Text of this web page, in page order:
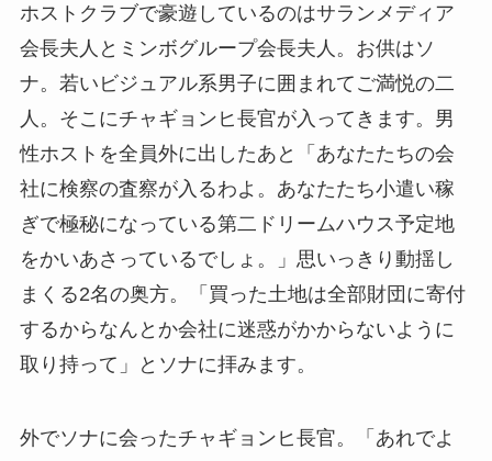
ホストクラブで豪遊しているのはサランメディア
会長夫人とミンボグループ会長夫人。お供はソ
ナ。若いビジュアル系男子に囲まれてご満悦の二
人。そこにチャギョンヒ長官が入ってきます。男
性ホストを全員外に出したあと「あなたたちの会
社に検察の査察が入るわよ。あなたたち小遣い稼
ぎで極秘になっている第二ドリームハウス予定地
をかいあさっているでしょ。」思いっきり動揺し
まくる2名の奥方。「買った土地は全部財団に寄付
するからなんとか会社に迷惑がかからないように
取り持って」とソナに拝みます。
外でソナに会ったチャギョンヒ長官。「あれでよ